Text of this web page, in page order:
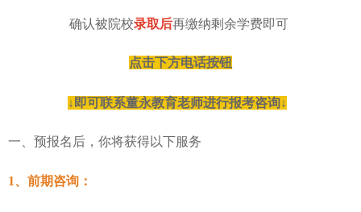
确认被院校录取后再缴纳剩余学费即可
点击下方电话按钮
↓即可联系董永教育老师进行报考咨询↓
一、预报名后，你将获得以下服务
1、前期咨询：